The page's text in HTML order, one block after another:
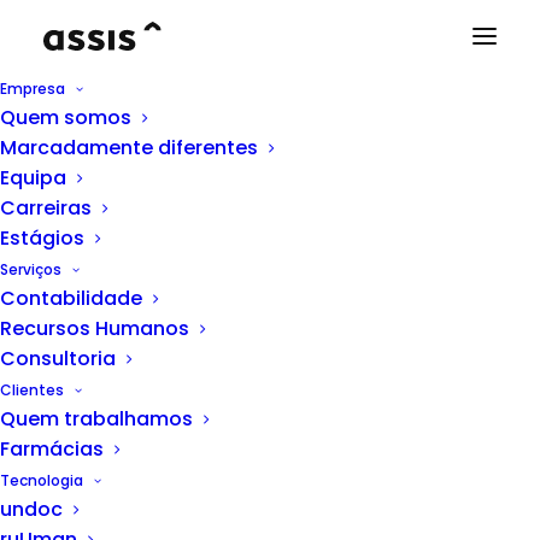
Empresa
Quem somos
Marcadamente diferentes
Equipa
Carreiras
Estágios
Serviços
Contabilidade
Recursos Humanos
Consultoria
Clientes
Quem trabalhamos
Farmácias
Tecnologia
undoc
THINK HUMAN
Assistência a filhos por
encerramento dos
estabelecimentos de
ensino.
Apoio excecional à
família.